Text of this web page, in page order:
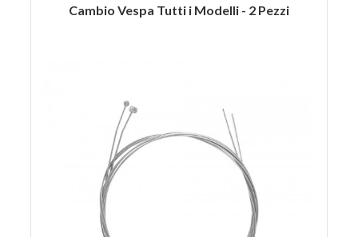
Cambio Vespa Tutti i Modelli - 2 Pezzi